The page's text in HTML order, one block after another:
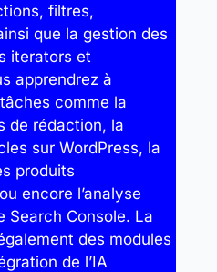
filtres,
que la gestion des
iterators et
apprendrez à
comme la
de rédaction, la
sur WordPress, la
produits
encore l’analyse
Search Console. La
des modules
de l’IA